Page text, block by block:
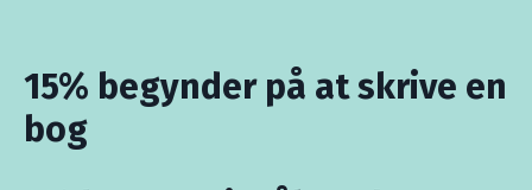
15% begynder på at skrive en
bog